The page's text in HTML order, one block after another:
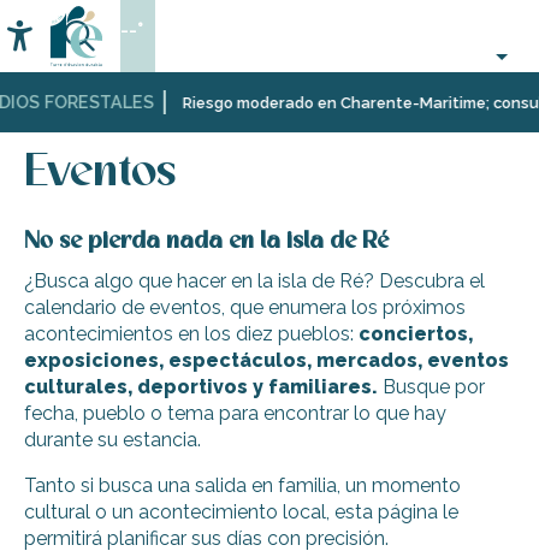
au
contenu
principal
FORESTALES Riesgo moderado en Charente-Maritime;
Accessibilité
Buscar
--°
Página Web
Organización
Eventos
Eventos
No se pierda nada en la isla de Ré
¿Busca algo que hacer en la isla de Ré? Descubra el
calendario de eventos, que enumera los próximos
acontecimientos en los diez pueblos: conciertos,
exposiciones, espectáculos, mercados, eventos
culturales, deportivos y familiares. Busque por
fecha, pueblo o tema para encontrar lo que hay
durante su estancia.
Tanto si busca una salida en familia, un momento
cultural o un acontecimiento local, esta página le
permitirá planificar sus días con precisión.